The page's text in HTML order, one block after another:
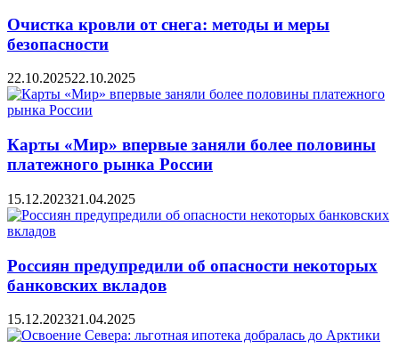
Очистка кровли от снега: методы и меры
безопасности
22.10.202522.10.2025
Карты «Мир» впервые заняли более половины
платежного рынка России
15.12.202321.04.2025
Россиян предупредили об опасности некоторых
банковских вкладов
15.12.202321.04.2025